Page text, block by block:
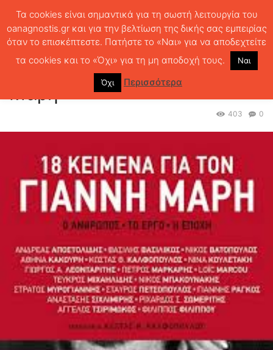
18 κείμενα για τον Γιάννη Μαρή
18 κείμενα για τον Γιάννη
0
403
Τα cookies είναι σημαντικά για τη σωστή λειτουργία του
oanagnostis.gr και για την βελτίωση της δικής σας εμπειρίας
όταν το επισκέπτεστε. Πατήστε το «Ναι» για να αποδεχτείτε
τα cookies και το «Όχι» για τη μη αποδοχή τους.
Ναι
Όχι Περισσότερα